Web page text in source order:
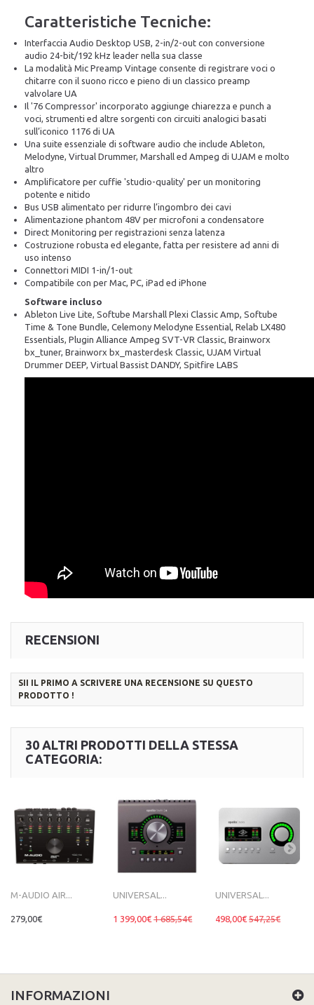
Caratteristiche Tecniche:
Interfaccia Audio Desktop USB, 2-in/2-out con conversione
audio 24-bit/192 kHz leader nella sua classe
La modalità Mic Preamp Vintage consente di registrare voci o
chitarre con il suono ricco e pieno di un classico preamp
valvolare UA
Il '76 Compressor' incorporato aggiunge chiarezza e punch a
voci, strumenti ed altre sorgenti con circuiti analogici basati
sull’iconico 1176 di UA
Una suite essenziale di software audio che include Ableton,
Melodyne, Virtual Drummer, Marshall ed Ampeg di UJAM e molto
altro
Amplificatore per cuffie 'studio-quality' per un monitoring
potente e nitido
Bus USB alimentato per ridurre l’ingombro dei cavi
Alimentazione phantom 48V per microfoni a condensatore
Direct Monitoring per registrazioni senza latenza
Costruzione robusta ed elegante, fatta per resistere ad anni di
uso intenso
Connettori MIDI 1-in/1-out
Compatibile con per Mac, PC, iPad ed iPhone
Software incluso
Ableton Live Lite, Softube Marshall Plexi Classic Amp, Softube
Time & Tone Bundle, Celemony Melodyne Essential, Relab LX480
Essentials, Plugin Alliance Ampeg SVT-VR Classic, Brainworx
bx_tuner, Brainworx bx_masterdesk Classic, UJAM Virtual
Drummer DEEP, Virtual Bassist DANDY, Spitfire LABS
RECENSIONI
SII IL PRIMO A SCRIVERE UNA RECENSIONE SU QUESTO
PRODOTTO !
30 ALTRI PRODOTTI DELLA STESSA
CATEGORIA:
M-AUDIO AIR...
279,00€
UNIVERSAL...
1 399,00€ 1 685,54€
UNIVERSAL...
498,00€ 547,25€
INFORMAZIONI